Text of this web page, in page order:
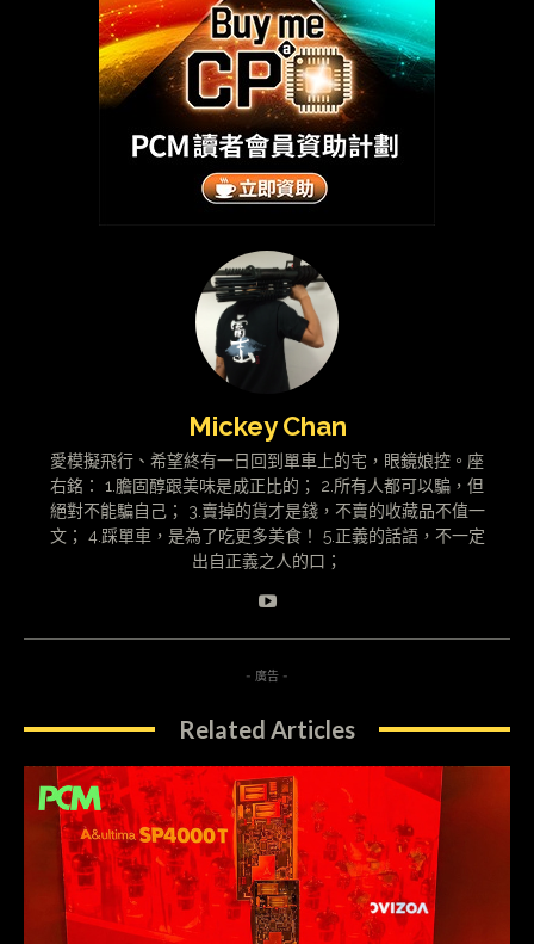
Mickey Chan
愛模擬飛行、希望終有一日回到單車上的宅，眼鏡娘控。座
右銘： 1.膽固醇跟美味是成正比的； 2.所有人都可以騙，但
絕對不能騙自己； 3.賣掉的貨才是錢，不賣的收藏品不值一
文； 4.踩單車，是為了吃更多美食！ 5.正義的話語，不一定
出自正義之人的口；
- 廣告 -
Related Articles